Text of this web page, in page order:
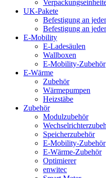
UK-Pakete
Befestigung an
Befestigung an
E-Mobility
E-Ladesäulen
Wallboxen
E-Mobility-Zubehör
E-Wärme
Zubehör
Wärmepumpen
Heizstäbe
Zubehör
Modulzubehör
Speicherzubehör
E-Mobility-Zubehör
E-Wärme-Zubehör
Optimierer
enwitec